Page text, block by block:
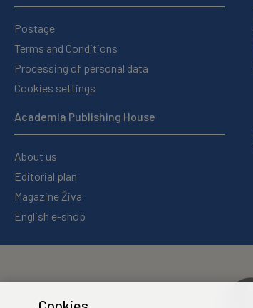
Postage
Terms and Conditions
Processing of personal data
Cookies settings
Academia Publishing House
About us
Editorial plan
Magazine Živa
English e-shop